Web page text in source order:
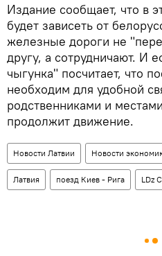
Издание сообщает, что в
будет зависеть от
железные дороги не
другу, а сотрудничают. И
чыгунка" посчитает, что
необходим для удобной
родственниками и
продолжит движение.
Новости Латвии Новости
Латвия поезд Киев - Рига LDz